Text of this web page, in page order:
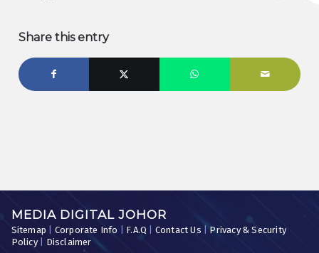
Share this entry
MEDIA DIGITAL JOHOR
Sitemap Corporate Info F.A.Q Contact Us |Privacy & Security
Policy| Disclaimer